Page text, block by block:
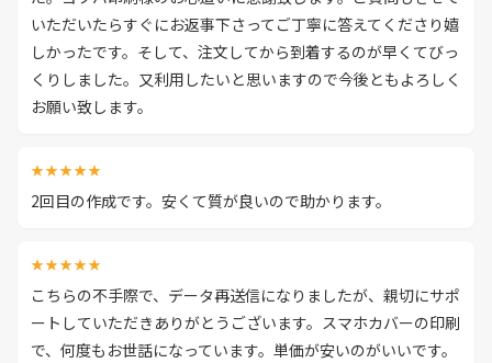
いただいたらすぐにお返事下さってご丁寧に答えてくださり嬉
しかったです。そして、注文してから到着するのが早くてびっ
くりしました。又利用したいと思いますので今後ともよろしく
お願い致します。
★★★★★
2回目の作成です。安くて質が良いので助かります。
★★★★★
こちらの不手際で、データ再送信になりましたが、親切にサポ
ートしていただきありがとうございます。スマホカバーの印刷
で、何度もお世話になっています。単価が安いのがいいです。